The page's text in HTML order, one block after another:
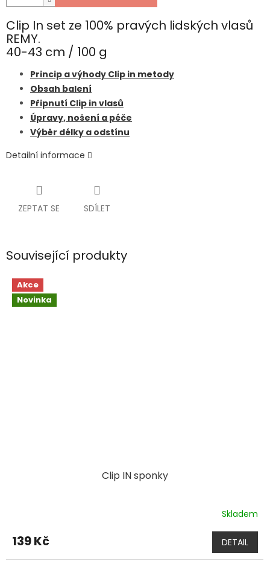
Clip In set ze 100% pravých lidských vlasů
REMY.
40-43 cm / 100 g
Princip a výhody Clip in metody
Obsah balení
Připnutí Clip in vlasů
Úpravy, nošení a péče
Výběr délky a odstínu
Detailní informace
ZEPTAT SE SDÍLET
Související produkty
Akce
Novinka
Clip IN sponky
Skladem
139 Kč DETAIL